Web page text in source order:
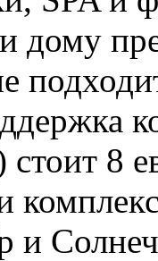
дому
стоит 8
и